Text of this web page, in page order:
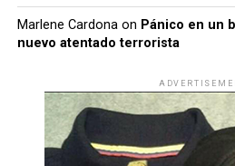
Marlene Cardonaon Pánico en un
nuevo atentado terrorista